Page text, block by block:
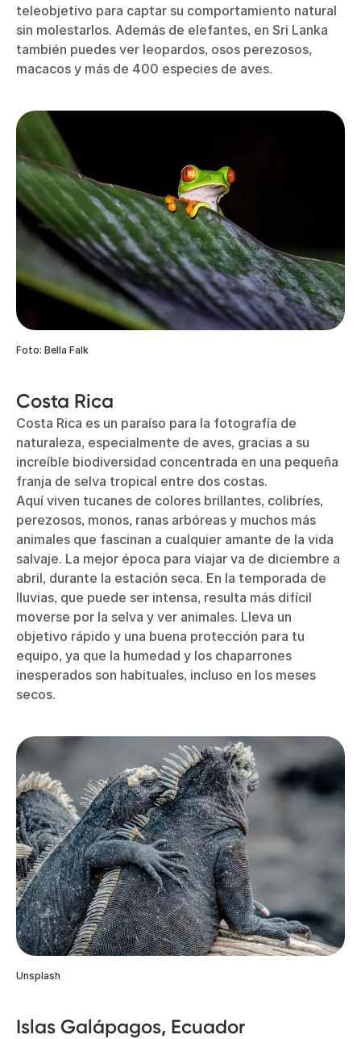
teleobjetivo para captar su comportamiento natural
sin molestarlos. Además de elefantes, en Sri Lanka
también puedes ver leopardos, osos perezosos,
macacos y más de 400 especies de aves.
Foto: Bella Falk
Costa Rica
Costa Rica es un paraíso para la fotografía de
naturaleza, especialmente de aves, gracias a su
increíble biodiversidad concentrada en una pequeña
franja de selva tropical entre dos costas.
Aquí viven tucanes de colores brillantes, colibríes,
perezosos, monos, ranas arbóreas y muchos más
animales que fascinan a cualquier amante de la vida
salvaje. La mejor época para viajar va de diciembre a
abril, durante la estación seca. En la temporada de
lluvias, que puede ser intensa, resulta más difícil
moverse por la selva y ver animales. Lleva un
objetivo rápido y una buena protección para tu
equipo, ya que la humedad y los chaparrones
inesperados son habituales, incluso en los meses
secos.
Unsplash
Islas Galápagos, Ecuador